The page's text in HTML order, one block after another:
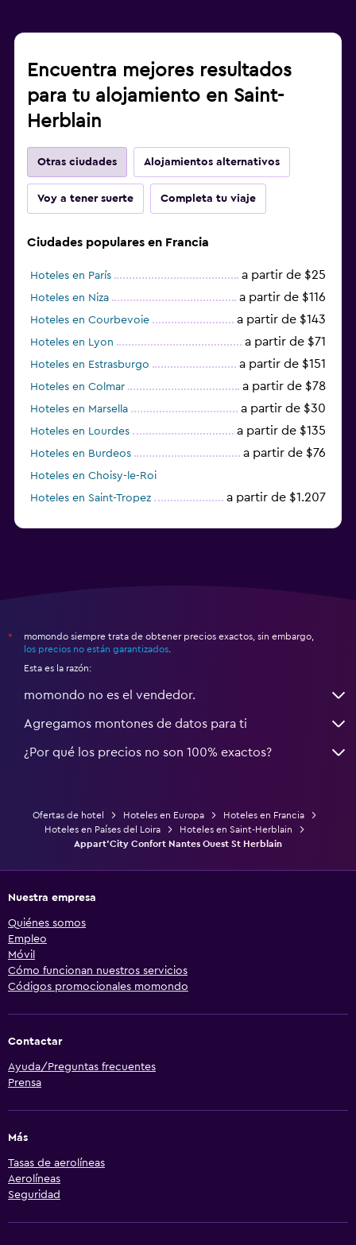
Encuentra mejores resultados
para tu alojamiento en Saint-
Herblain
Otras ciudades Alojamientos alternativos
Voy a tener suerte Completa tu viaje
Ciudades populares en Francia
Hoteles en París a partir de $25
Hoteles en Niza a partir de $116
Hoteles en Courbevoie a partir de $143
Hoteles en Lyon a partir de $71
Hoteles en Estrasburgo a partir de $151
Hoteles en Colmar a partir de $78
Hoteles en Marsella a partir de $30
Hoteles en Lourdes a partir de $135
Hoteles en Burdeos a partir de $76
Hoteles en Choisy-le-Roi
Hoteles en Saint-Tropez
a partir de $1.207
*
momondo siempre trata de obtener precios exactos, sin embargo,
los precios no están garantizados
Esta es la razón:
momondo no es el vendedor.
Agregamos montones de datos para ti
¿Por qué los precios no son 100% exactos?
Ofertas de hotel Hoteles en Europa
Hoteles en Francia
Hoteles en Países del Loira
Hoteles en Saint-Herblain
Appart'City Confort Nantes Ouest St Herblain
Nuestra empresa
Quiénes somos
Empleo
Móvil
Cómo funcionan nuestros servicios
Códigos promocionales momondo
Contactar
Ayuda/Preguntas frecuentes
Prensa
Más
Tasas de aerolíneas
Aerolíneas
Seguridad